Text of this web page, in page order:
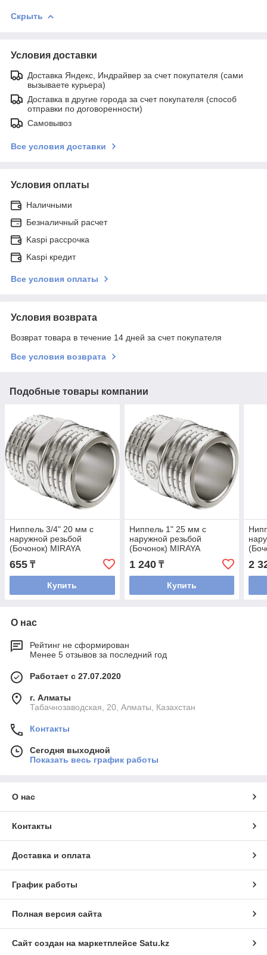
Скрыть
Условия доставки
Доставка Яндекс, Индрайвер за счет покупателя (сами
вызываете курьера)
Доставка в другие города за счет покупателя (способ
отправки по договоренности)
Самовывоз
Все условия доставки
Условия оплаты
Наличными
Безналичный расчет
Kaspi рассрочка
Kaspi кредит
Все условия оплаты
Условия возврата
Возврат товара в течение 14 дней за счет покупателя
Все условия возврата
Подобные товары компании
Ниппель 3/4" 20 мм с
наружной резьбой
(Бочонок) MIRAYA
655 ₸
Купить
Ниппель 1" 25 мм с
наружной резьбой
(Бочонок) MIRAYA
1 240₸
Купить
2
О нас
Рейтинг не сформирован
Менее 5 отзывов за последний год
Работает с 27.07.2020
г. Алматы
Табачнозаводская, 20, Алматы, Казахстан
Контакты
Сегодня выходной
Показать весь график работы
О нас
Контакты
Доставка и оплата
График работы
Полная версия сайта
Сайт создан на маркетплейсе Satu.kz